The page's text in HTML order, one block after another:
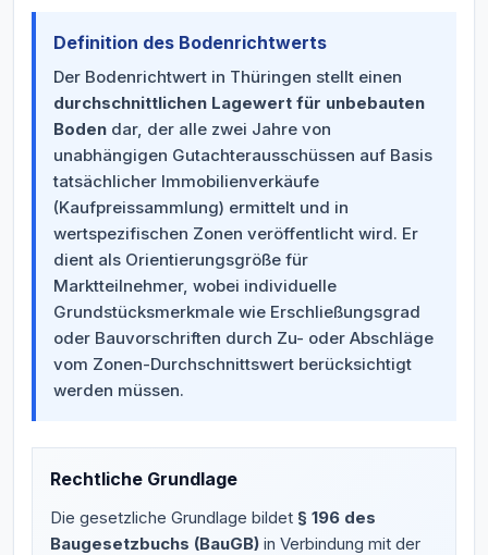
Definition des Bodenrichtwerts
Der Bodenrichtwert in Thüringen stellt einen
durchschnittlichen Lagewert für unbebauten
Boden dar, der alle zwei Jahre von
unabhängigen Gutachterausschüssen auf Basis
tatsächlicher Immobilienverkäufe
(Kaufpreissammlung) ermittelt und in
wertspezifischen Zonen veröffentlicht wird. Er
dient als Orientierungsgröße für
Marktteilnehmer, wobei individuelle
Grundstücksmerkmale wie Erschließungsgrad
oder Bauvorschriften durch Zu- oder Abschläge
vom Zonen-Durchschnittswert berücksichtigt
werden müssen.
Rechtliche Grundlage
Die gesetzliche Grundlage bildet § 196 des
Baugesetzbuchs (BauGB) in Verbindung mit der